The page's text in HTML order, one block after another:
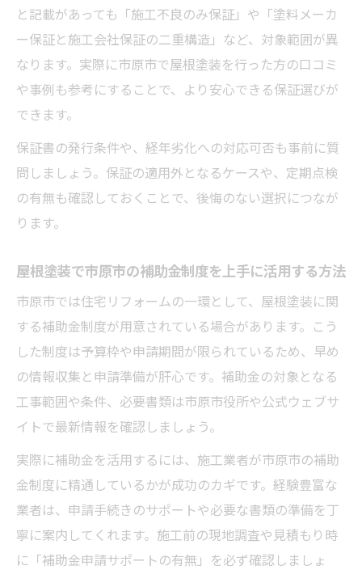
と記載があっても「施工不良のみ保証」や「塗料メーカ
ー保証と施工会社保証の二重構造」など、対象範囲が異
なります。実際に市原市で屋根塗装を行った方の口コミ
や事例も参考にすることで、より安心できる保証選びが
できます。
保証書の発行条件や、経年劣化への対応可否も事前に質
問しましょう。保証の適用外となるケースや、定期点検
の有無も確認しておくことで、後悔のない選択につなが
ります。
屋根塗装で市原市の補助金制度を上手に活用する方法
市原市では住宅リフォームの一環として、屋根塗装に関
する補助金制度が用意されている場合があります。こう
した制度は予算枠や申請期間が限られているため、早め
の情報収集と申請準備が肝心です。補助金の対象となる
工事範囲や条件、必要書類は市原市役所や公式ウェブサ
イトで最新情報を確認しましょう。
実際に補助金を活用するには、施工業者が市原市の補助
金制度に精通しているかが成功のカギです。経験豊富な
業者は、申請手続きのサポートや必要な書類の準備を丁
寧に案内してくれます。施工前の現地調査や見積もり時
に「補助金申請サポートの有無」を必ず確認しましょ